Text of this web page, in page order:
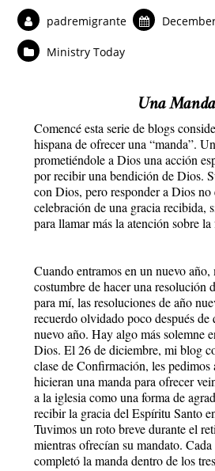
padremigrante
Ministry Today
Una Manda
Comencé esta serie de blogs
hispana de ofrecer una “manda”.
prometiéndole a Dios una acción
por recibir una bendición de Dios.
con Dios, pero responder a Dios no
celebración de una gracia recibida,
para llamar más la atención sobre
Cuando entramos en un nuevo año,
costumbre de hacer una resolución
para mí, las resoluciones de año
recuerdo olvidado poco después de
nuevo año. Hay algo más solemne
Dios. El 26 de diciembre, mi blog
clase de Confirmación, les pedimos
hicieran una manda para ofrecer
a la iglesia como una forma de
recibir la gracia del Espíritu Santo
Tuvimos un roto breve durante el
mientras ofrecían su mandato.
completó la manda dentro de los